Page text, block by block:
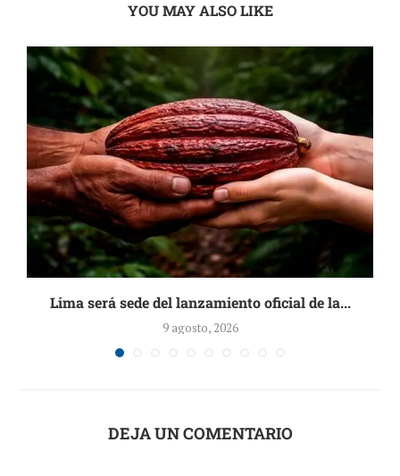
YOU MAY ALSO LIKE
Lima será sede del lanzamiento oficial de la...
9 agosto, 2026
DEJA UN COMENTARIO